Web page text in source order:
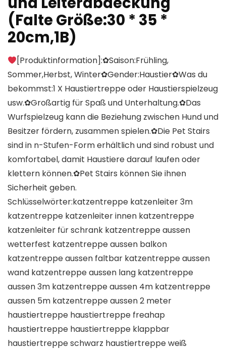
(Falte Größe:30 * 35 *
20cm,1B)
[Produktinformation]:✿Saison:Frühling,
Sommer,Herbst, Winter✿Gender:Haustier✿Was du
bekommst:1 X Haustiertreppe oder Haustierspielzeug
usw.✿Großartig für Spaß und Unterhaltung.✿Das
Wurfspielzeug kann die Beziehung zwischen Hund und
Besitzer fördern, zusammen spielen.✿Die Pet Stairs
sind in n-Stufen-Form erhältlich und sind robust und
komfortabel, damit Haustiere darauf laufen oder
klettern können.✿Pet Stairs können Sie ihnen
Sicherheit geben.
Schlüsselwörter:katzentreppe katzenleiter 3m
katzentreppe katzenleiter innen katzentreppe
katzenleiter für schrank katzentreppe aussen
wetterfest katzentreppe aussen balkon
katzentreppe aussen faltbar katzentreppe aussen
wand katzentreppe aussen lang katzentreppe
aussen 3m katzentreppe aussen 4m katzentreppe
aussen 5m katzentreppe aussen 2 meter
haustiertreppe haustiertreppe freahap
haustiertreppe haustiertreppe klappbar
haustiertreppe schwarz haustiertreppe weiß